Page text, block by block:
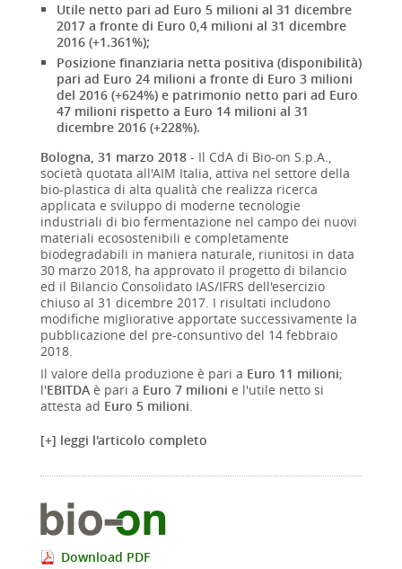
Utile netto pari ad Euro 5 milioni al 31 dicembre
2017 a fronte di Euro 0,4 milioni al 31 dicembre
2016 (+1.361%);
Posizione finanziaria netta positiva (disponibilità)
pari ad Euro 24 milioni a fronte di Euro 3 milioni
del 2016 (+624%) e patrimonio netto pari ad Euro
47 milioni rispetto a Euro 14 milioni al 31
dicembre 2016 (+228%).
Bologna, 31 marzo 2018- Il CdA di Bio-on S.p.A.,
società quotata all'AIM Italia, attiva nel settore della
bio-plastica di alta qualità che realizza ricerca
applicata e sviluppo di moderne tecnologie
industriali di bio fermentazione nel campo dei nuovi
materiali ecosostenibili e completamente
biodegradabili in maniera naturale, riunitosi in data
30 marzo 2018, ha approvato il progetto di bilancio
ed il Bilancio Consolidato IAS/IFRS dell'esercizio
chiuso al 31 dicembre 2017. I risultati includono
modifiche migliorative apportate successivamente la
pubblicazione del pre-consuntivo del 14 febbraio
2018.
Il valore della produzione è pari a Euro 11 milioni;
l'EBITDAè pari a Euro 7 milioni e l'utile netto si
attesta ad Euro 5 milioni.
[+] leggi l'articolo completo
Download PDF